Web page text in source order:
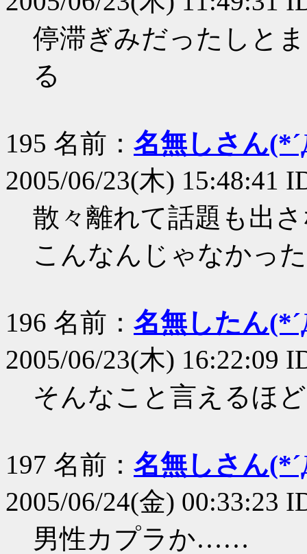
停滞ぎみだったしと
る
195 名前： 名無しさん
2005/06/23(木) 15:48:41
散々離れて話題も出
こんなんじゃなかっ
196 名前： 名無したん
2005/06/23(木) 16:22:09
そんなこと言えるほ
197 名前： 名無しさん
2005/06/24(金) 00:33:23
男性カプラか……